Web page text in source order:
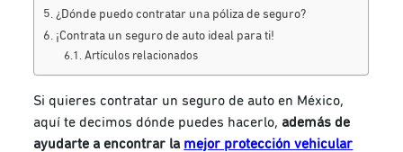
¿Dónde puedo contratar una póliza de seguro?
¡Contrata un seguro de auto ideal para ti!
Artículos relacionados
Si quieres contratar un seguro de auto en México,
aquí te decimos dónde puedes hacerlo, además de
ayudarte a encontrar la mejor protección vehicular